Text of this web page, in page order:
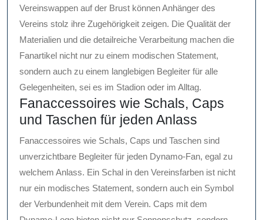
Vereinswappen auf der Brust können Anhänger des
Vereins stolz ihre Zugehörigkeit zeigen. Die Qualität der
Materialien und die detailreiche Verarbeitung machen die
Fanartikel nicht nur zu einem modischen Statement,
sondern auch zu einem langlebigen Begleiter für alle
Gelegenheiten, sei es im Stadion oder im Alltag.
Fanaccessoires wie Schals, Caps
und Taschen für jeden Anlass
Fanaccessoires wie Schals, Caps und Taschen sind
unverzichtbare Begleiter für jeden Dynamo-Fan, egal zu
welchem Anlass. Ein Schal in den Vereinsfarben ist nicht
nur ein modisches Statement, sondern auch ein Symbol
der Verbundenheit mit dem Verein. Caps mit dem